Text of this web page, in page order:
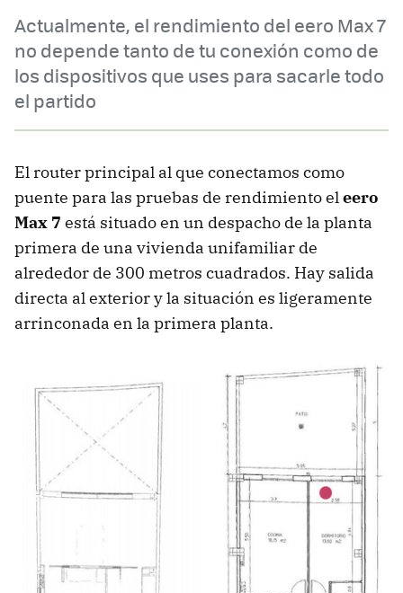
Actualmente, el rendimiento del eero Max 7
no depende tanto de tu conexión como de
los dispositivos que uses para sacarle todo
el partido
El router principal al que conectamos como
puente para las pruebas de rendimiento eleero
Max 7 está situado en un despacho de la planta
primera de una vivienda unifamiliar de
alrededor de 300 metros cuadrados. Hay salida
directa al exterior y la situación es ligeramente
arrinconada en la primera planta.